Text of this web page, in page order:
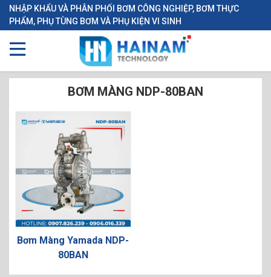
NHẬP KHẨU VÀ PHÂN PHỐI BƠM CÔNG NGHIỆP, BƠM THỰC
PHẨM, PHỤ TÙNG BƠM VÀ PHỤ KIỆN VI SINH
BƠM MÀNG NDP-80BAN
Bơm Màng Yamada NDP-
80BAN